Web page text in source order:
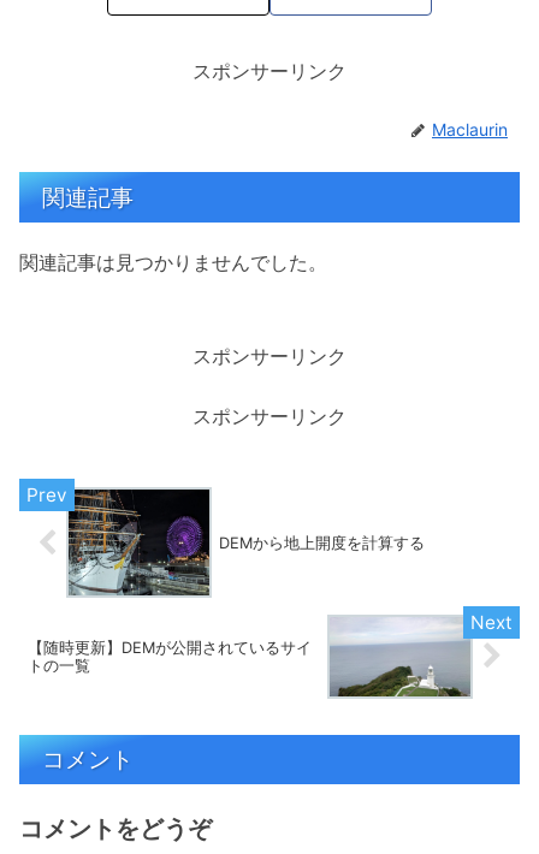
スポンサーリンク
Maclaurin
関連記事
関連記事は見つかりませんでした。
スポンサーリンク
スポンサーリンク
DEMから地上開度を計算する
【随時更新】DEMが公開されているサイ
トの一覧
コメント
コメントをどうぞ